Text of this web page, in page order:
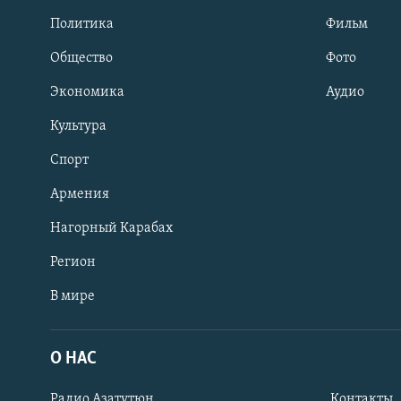
Политика
Общество
Экономика
Культура
Спорт
Армения
Нагорный Карабах
Регион
В мире
Фильм
Фото
Аудио
О НАС